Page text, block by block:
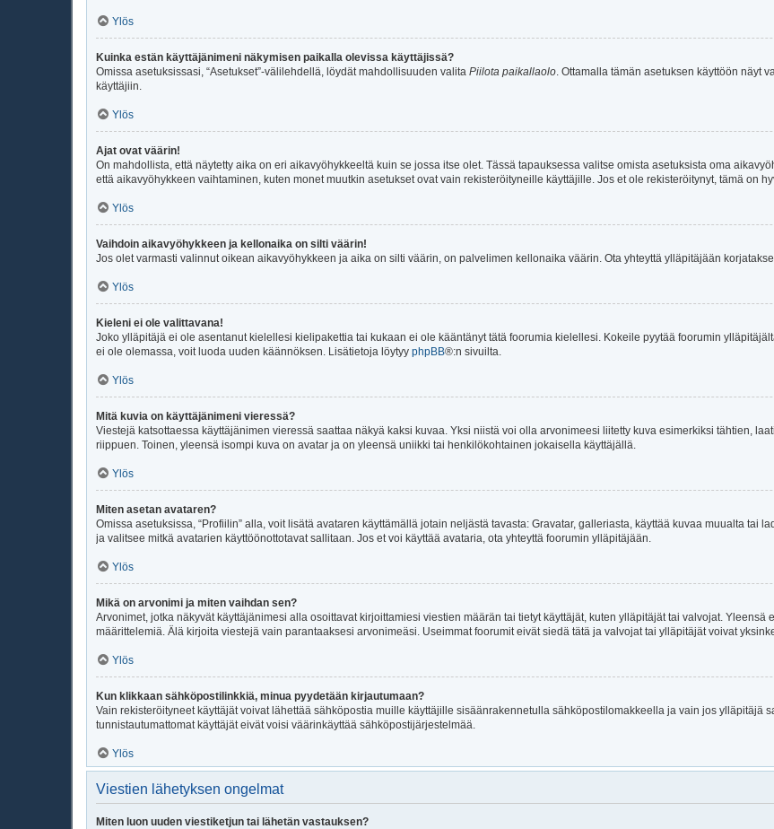
Ylös
Kuinka estän käyttäjänimeni näkymisen paikalla olevissa käyttäjissä?
Omissa asetuksissasi, “Asetukset”-välilehdellä, löydät mahdollisuuden valita Piilota paikallaolo. Ottamalla tämän asetuksen käyttöön näyt
käyttäjiin.
Ylös
Ajat ovat väärin!
On mahdollista, että näytetty aika on eri aikavyöhykkeeltä kuin se jossa itse olet. Tässä tapauksessa valitse omista asetuksista oma
että aikavyöhykkeen vaihtaminen, kuten monet muutkin asetukset ovat vain rekisteröityneille käyttäjille. Jos et ole rekisteröitynyt, tämä on
Ylös
Vaihdoin aikavyöhykkeen ja kellonaika on silti väärin!
Jos olet varmasti valinnut oikean aikavyöhykkeen ja aika on silti väärin, on palvelimen kellonaika väärin. Ota yhteyttä ylläpitäjään
Ylös
Kieleni ei ole valittavana!
Joko ylläpitäjä ei ole asentanut kielellesi kielipakettia tai kukaan ei ole kääntänyt tätä foorumia kielellesi. Kokeile pyytää foorumin
ei ole olemassa, voit luoda uuden käännöksen. Lisätietoja löytyy phpBB®:n sivuilta.
Ylös
Mitä kuvia on käyttäjänimeni vieressä?
Viestejä katsottaessa käyttäjänimen vieressä saattaa näkyä kaksi kuvaa. Yksi niistä voi olla arvonimeesi liitetty kuva esimerkiksi tähtien,
riippuen. Toinen, yleensä isompi kuva on avatar ja on yleensä uniikki tai henkilökohtainen jokaisella käyttäjällä.
Ylös
Miten asetan avataren?
Omissa asetuksissa, “Profiilin” alla, voit lisätä avataren käyttämällä jotain neljästä tavasta: Gravatar, galleriasta, käyttää kuvaa muualta tai
ja valitsee mitkä avatarien käyttöönottotavat sallitaan. Jos et voi käyttää avataria, ota yhteyttä foorumin ylläpitäjään.
Ylös
Mikä on arvonimi ja miten vaihdan sen?
Arvonimet, jotka näkyvät käyttäjänimesi alla osoittavat kirjoittamiesi viestien määrän tai tietyt käyttäjät, kuten ylläpitäjät tai valvojat.
määrittelemiä. Älä kirjoita viestejä vain parantaaksesi arvonimeäsi. Useimmat foorumit eivät siedä tätä ja valvojat tai ylläpitäjät voivat
Ylös
Kun klikkaan sähköpostilinkkiä, minua pyydetään kirjautumaan?
Vain rekisteröityneet käyttäjät voivat lähettää sähköpostia muille käyttäjille sisäänrakennetulla sähköpostilomakkeella ja vain jos ylläpitäjä
tunnistautumattomat käyttäjät eivät voisi väärinkäyttää sähköpostijärjestelmää.
Ylös
Viestien lähetyksen ongelmat
Miten luon uuden viestiketjun tai lähetän vastauksen?